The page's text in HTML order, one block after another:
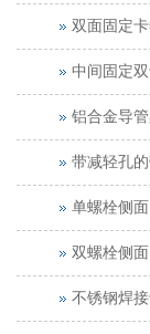
双面固定
中间固定
铝合金导
带减轻孔
单螺栓侧
双螺栓侧
不锈钢焊